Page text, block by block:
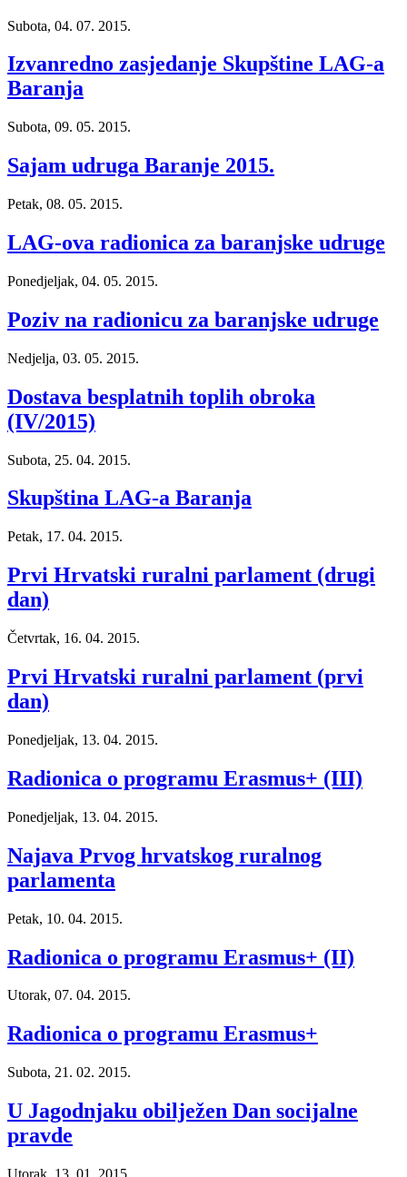
Subota, 04. 07. 2015.
Izvanredno zasjedanje Skupštine LAG-a
Baranja
Subota, 09. 05. 2015.
Sajam udruga Baranje 2015.
Petak, 08. 05. 2015.
LAG-ova radionica za baranjske udruge
Ponedjeljak, 04. 05. 2015.
Poziv na radionicu za baranjske udruge
Nedjelja, 03. 05. 2015.
Dostava besplatnih toplih obroka
(IV/2015)
Subota, 25. 04. 2015.
Skupština LAG-a Baranja
Petak, 17. 04. 2015.
Prvi Hrvatski ruralni parlament (drugi
dan)
Četvrtak, 16. 04. 2015.
Prvi Hrvatski ruralni parlament (prvi
dan)
Ponedjeljak, 13. 04. 2015.
Radionica o programu Erasmus+ (III)
Ponedjeljak, 13. 04. 2015.
Najava Prvog hrvatskog ruralnog
parlamenta
Petak, 10. 04. 2015.
Radionica o programu Erasmus+ (II)
Utorak, 07. 04. 2015.
Radionica o programu Erasmus+
Subota, 21. 02. 2015.
U Jagodnjaku obilježen Dan socijalne
pravde
Utorak, 13. 01. 2015.